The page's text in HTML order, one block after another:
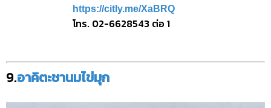
https://citly.me/XaBRQ
โทร. 02-6628543 ต่อ 1
9.อาคิตะชานมไข่มุก